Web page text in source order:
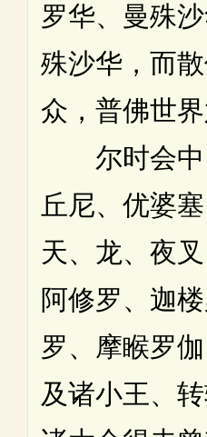
罗华、曼殊
殊沙华，而
众，普佛世界
尔时会中
丘尼、优婆
天、龙、夜叉
阿修罗、迦
罗、摩睺罗伽
及诸小王、